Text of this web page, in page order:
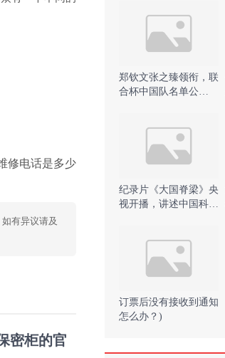
修电话是多少
有异议请及
密柜的官
郑钦文张之臻领衔，联
合杯中国队名单公
纪录片《大国脊梁》央
视开播，讲述中国科学
订票后没有接收到通知
怎么办？)